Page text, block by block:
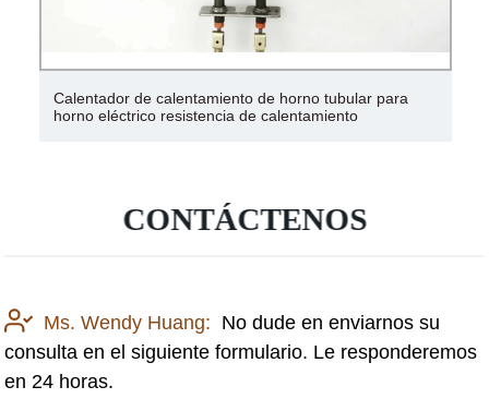
Calentador de calentamiento de horno tubular para
horno eléctrico resistencia de calentamiento
CONTÁCTENOS
Ms. Wendy Huang: No dude en enviarnos su
consulta en el siguiente formulario. Le responderemos
en 24 horas.